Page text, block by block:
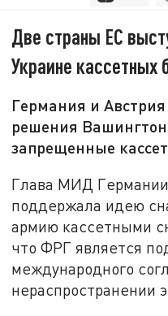
Две страны ЕС
Украине кассетных
Германия и
решения
запрещенные
Глава МИД
поддержала идею
армию кассетными
что ФРГ является
международного
нераспространении